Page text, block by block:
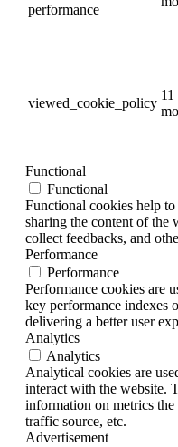
performance
viewed_cookie_policy
11
Functional
Functional
Functional cookies help
sharing the content of the
collect feedbacks, and
Performance
Performance
Performance cookies are
key performance indexes
delivering a better user
Analytics
Analytics
Analytical cookies are
interact with the website.
information on metrics
traffic source, etc.
Advertisement